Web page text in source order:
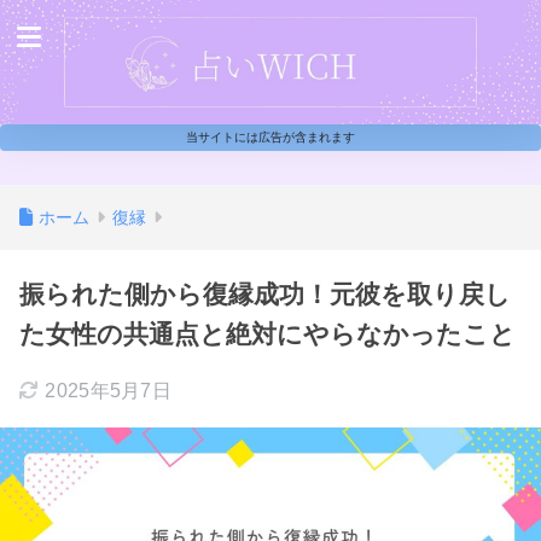
当サイトには広告が含まれます
ホーム 復縁
振られた側から復縁成功！元彼を取り戻し
た女性の共通点と絶対にやらなかったこと
2025年5月7日